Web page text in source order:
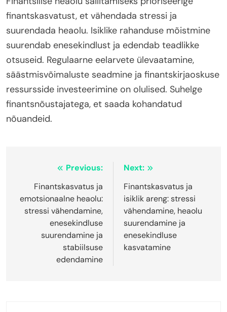
finantskasvatust, et vähendada stressi ja
suurendada heaolu. Isiklike rahanduse mõistmine
suurendab enesekindlust ja edendab teadlikke
otsuseid. Regulaarne eelarvete ülevaatamine,
säästmisvõimaluste seadmine ja finantskirjaoskuse
ressursside investeerimine on olulised. Suhelge
finantsnõustajatega, et saada kohandatud
nõuandeid.
navigation
Previous:
Finantskasvatus ja
emotsionaalne heaolu:
stressi vähendamine,
enesekindluse
suurendamine ja
stabiilsuse
edendamine
Next:
Finantskasvatus ja
isiklik areng: stressi
vähendamine, heaolu
suurendamine ja
enesekindluse
kasvatamine